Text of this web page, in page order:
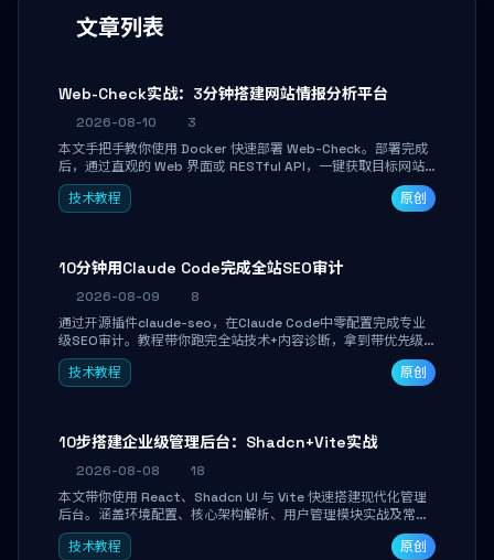
文章列表
Web-Check实战：3分钟搭建网站情报分析平台
2026-08-10
3
本文手把手教你使用 Docker 快速部署 Web-Check。部署完成
后，通过直观的 Web 界面或 RESTful API，一键获取目标网站
的 IP、SSL 证书、DNS 记录、开放端口、技术栈及安全配置，助
你高效完成安全信息收集、资产自查与自动化巡检集成。
技术教程 原创
10分钟用Claude Code完成全站SEO审计
2026-08-09
8
通过开源插件claude-seo，在Claude Code中零配置完成专业
级SEO审计。教程带你跑完全站技术+内容诊断，拿到带优先级
和验证方法的可执行修复清单，适合独立开发者、SEO从业者和
站长快速上手。
技术教程 原创
10步搭建企业级管理后台：Shadcn+Vite实战
2026-08-08
18
本文带你使用 React、Shadcn UI 与 Vite 快速搭建现代化管理
后台。涵盖环境配置、核心架构解析、用户管理模块实战及常见
踩坑指南。学完即可独立完成仪表盘搭建、组件拼装与主题定
制，满足企业级开发需求。
技术教程 原创